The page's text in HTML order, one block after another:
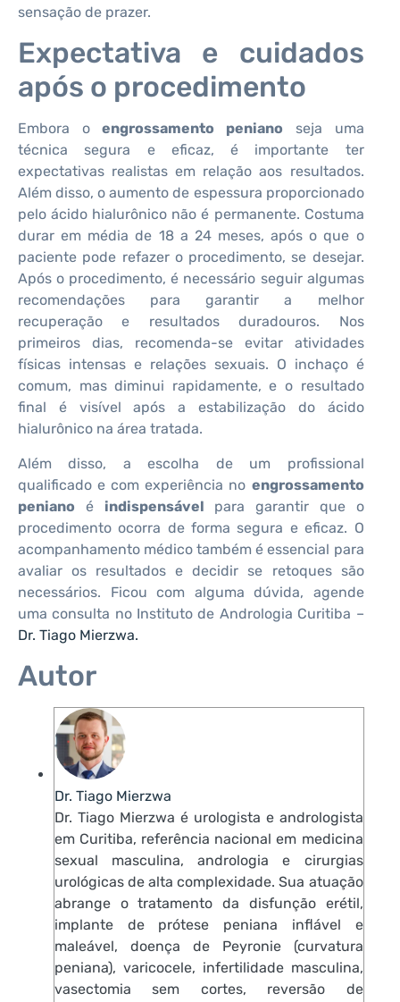
sensação de prazer.
Expectativa e cuidados
após o procedimento
Embora oengrossamento peniano seja uma
técnica segura e eficaz, é importante ter
expectativas realistas em relação aos resultados.
Além disso, o aumento de espessura proporcionado
pelo ácido hialurônico não é permanente. Costuma
durar em média de 18 a 24 meses, após o que o
paciente pode refazer o procedimento, se desejar.
Após o procedimento, é necessário seguir algumas
recomendações para garantir a melhor
recuperação e resultados duradouros. Nos
primeiros dias, recomenda-se evitar atividades
físicas intensas e relações sexuais. O inchaço é
comum, mas diminui rapidamente, e o resultado
final é visível após a estabilização do ácido
hialurônico na área tratada.
Além disso, a escolha de um profissional
qualificado e com experiência no engrossamento
peniano é indispensável para garantir que o
procedimento ocorra de forma segura e eficaz. O
acompanhamento médico também é essencial para
avaliar os resultados e decidir se retoques são
necessários. Ficou com alguma dúvida, agende
uma consulta no Instituto de Andrologia Curitiba –
Dr. Tiago Mierzwa.
Autor
Dr. Tiago Mierzwa
Dr. Tiago Mierzwa é urologista e andrologista
em Curitiba, referência nacional em medicina
sexual masculina, andrologia e cirurgias
urológicas de alta complexidade. Sua atuação
abrange o tratamento da disfunção erétil,
implante de prótese peniana inflável e
maleável, doença de Peyronie (curvatura
peniana), varicocele, infertilidade masculina,
vasectomia sem cortes, reversão de